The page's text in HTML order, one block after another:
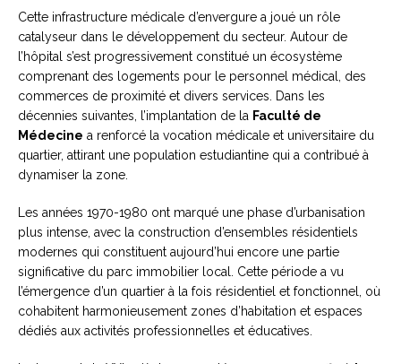
Cette infrastructure médicale d’envergure a joué un rôle
catalyseur dans le développement du secteur. Autour de
l’hôpital s’est progressivement constitué un écosystème
comprenant des logements pour le personnel médical, des
commerces de proximité et divers services. Dans les
décennies suivantes, l’implantation de la Faculté de
Médecine a renforcé la vocation médicale et universitaire du
quartier, attirant une population estudiantine qui a contribué à
dynamiser la zone.
Les années 1970-1980 ont marqué une phase d’urbanisation
plus intense, avec la construction d’ensembles résidentiels
modernes qui constituent aujourd’hui encore une partie
significative du parc immobilier local. Cette période a vu
l’émergence d’un quartier à la fois résidentiel et fonctionnel, où
cohabitent harmonieusement zones d’habitation et espaces
dédiés aux activités professionnelles et éducatives.